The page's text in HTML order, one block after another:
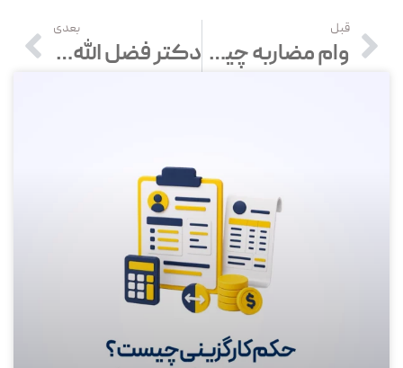
قبل
وام مضاربه چیست؟ شرایط ثبت نام وام مضاربه چیست؟
بعدی
دکتر فضل الله اکبری پدر حسابداری ایران